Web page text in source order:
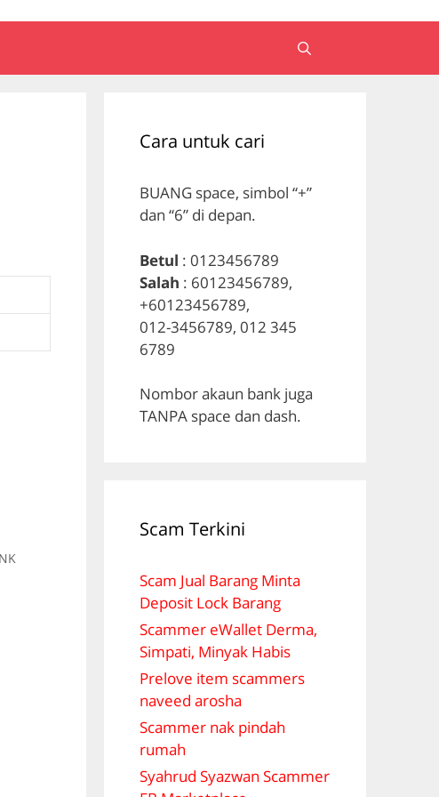
Cara untuk cari
BUANG space, simbol “+”
dan “6” di depan.
Betul : 0123456789
Salah : 60123456789,
+60123456789,
012-3456789, 012 345
6789
Nombor akaun bank juga
TANPA space dan dash.
Scam Terkini
Scam Jual Barang Minta
Deposit Lock Barang
Scammer eWallet Derma,
Simpati, Minyak Habis
Prelove item scammers
naveed arosha
Scammer nak pindah
rumah
Syahrud Syazwan Scammer